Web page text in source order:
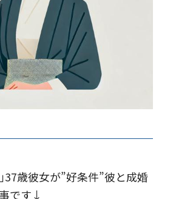
37歳彼女が”好条件”彼と成婚
です↓